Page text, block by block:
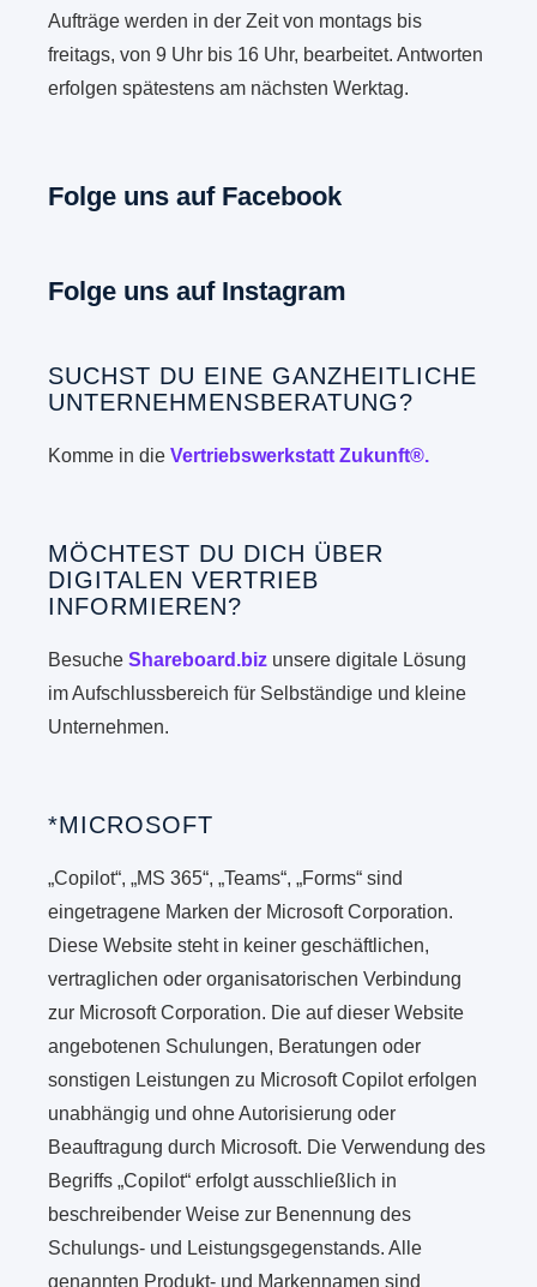
Aufträge werden in der Zeit von montags bis
freitags, von 9 Uhr bis 16 Uhr, bearbeitet. Antworten
erfolgen spätestens am nächsten Werktag.
Folge uns auf Facebook
Folge uns auf Instagram
SUCHST DU EINE GANZHEITLICHE
UNTERNEHMENSBERATUNG?
Komme in dieVertriebswerkstatt Zukunft®.
MÖCHTEST DU DICH ÜBER
DIGITALEN VERTRIEB
INFORMIEREN?
BesucheShareboard.biz unsere digitale Lösung
im Aufschlussbereich für Selbständige und kleine
Unternehmen.
*MICROSOFT
„Copilot“, „MS 365“, „Teams“, „Forms“ sind
eingetragene Marken der Microsoft Corporation.
Diese Website steht in keiner geschäftlichen,
vertraglichen oder organisatorischen Verbindung
zur Microsoft Corporation. Die auf dieser Website
angebotenen Schulungen, Beratungen oder
sonstigen Leistungen zu Microsoft Copilot erfolgen
unabhängig und ohne Autorisierung oder
Beauftragung durch Microsoft. Die Verwendung des
Begriffs „Copilot“ erfolgt ausschließlich in
beschreibender Weise zur Benennung des
Schulungs- und Leistungsgegenstands. Alle
genannten Produkt- und Markennamen sind